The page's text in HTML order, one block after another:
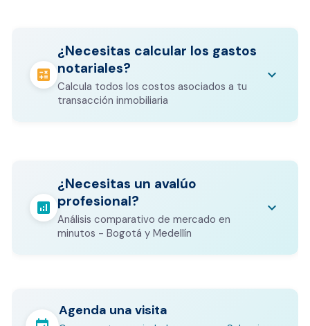
calculate
¿Necesitas calcular los gastos
notariales?
Calcula todos los costos asociados a tu
transacción inmobiliaria
keyboard_arrow_down
Los gastos notariales incluyen
otros costos legales que varían según el
valor del inmueble.
CALCULADORA DE GASTOS NOTARIALES
analytics
¿Necesitas un avalúo
profesional?
Análisis comparativo de mercado en
minutos - Bogotá y Medellín
keyboard_arrow_down
Agenda una visita